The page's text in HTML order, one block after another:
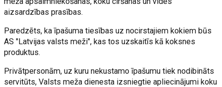
aizsardzības prasības.
Paredzēts, ka īpašuma tiesības uz nocirstajiem kokiem būs
AS "Latvijas valsts meži", kas tos uzskaitīs kā koksnes
produktus.
Privātpersonām, uz kuru nekustamo īpašumu tiek nodibināts
servitūts, Valsts meža dienesta izsniegtie apliecinājumi koku